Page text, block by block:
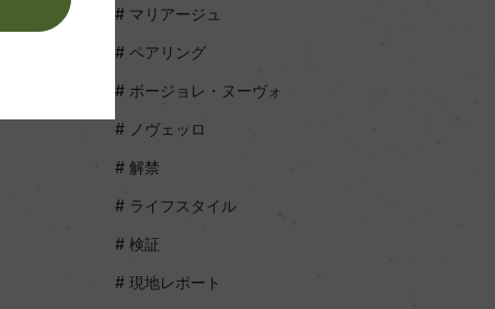
マリアージュ
ペアリング
ボージョレ・ヌーヴォ
ノヴェッロ
解禁
ライフスタイル
検証
現地レポート